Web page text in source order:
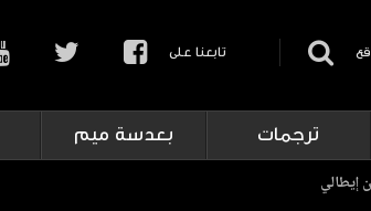
تابعنا على
ترجمات بعدسة ميم
إيطالي